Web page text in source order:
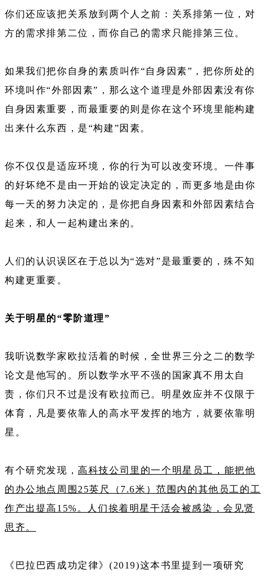
你们还应该把关系放到两个人之前：关系排第一位，对
方的需求排第二位，而你自己的需求只能排第三位。
如果我们把你自身的素质叫作“自身因素”，把你所处的
环境叫作“外部因素”，那么这个道理是外部因素没有你
自身因素重要，而最重要的则是你在这个环境里能构建
出来什么东西，是“构建”因素。
你不仅仅是适应环境，你的行为可以改变环境。一件事
的好坏绝不是由一开始的设定决定的，而更多地是由你
每一天的努力决定的，是你把自身因素和外部因素结合
起来，和人一起构建出来的。
人们的认识误区在于总以为“选对”是最重要的，殊不知
构建更重要。
关于明星的“零阶道理”
我听说数学家欧拉活着的时候，全世界三分之二的数学
论文是他写的。所以数学水平不强的国家真不用太自
责，你们只不过是没有欧拉而已。明星效应并不仅限于
体育，凡是要依靠人的高水平发挥的地方，就要依靠明
星。
有个研究发现，高科技公司里的一个明星员工，能把他
的办公地点周围25英尺（7.6米）范围内的其他员工的工
作产出提高15%。人们挨着明星干活会被感染，会见贤
思齐。
《巴拉巴西成功定律》(2019)这本书里提到一项研究